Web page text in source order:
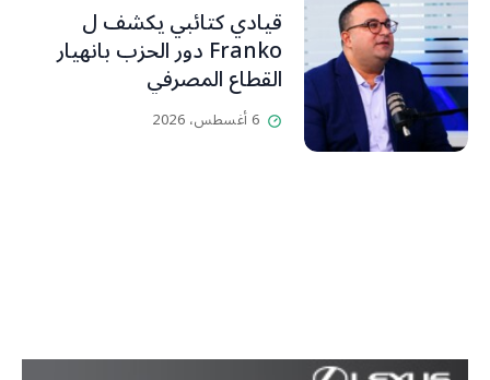
قيادي كتائبي يكشف ل
Franko دور الحزب بانهيار
القطاع المصرفي
6 أغسطس، 2026